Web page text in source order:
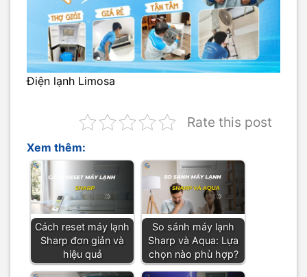
Điện lạnh Limosa
Rate this post
Xem thêm:
Cách reset máy lạnh
Sharp đơn giản và
hiệu quả
So sánh máy lạnh
Sharp và Aqua: Lựa
chọn nào phù hợp?